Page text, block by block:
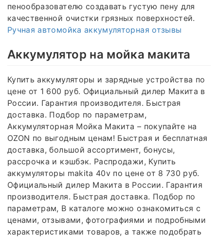
пенообразователю создавать густую пену для
качественной очистки грязных поверхностей.
Ручная автомойка аккумуляторная отзывы
Аккумулятор на мойка макита
Купить аккумуляторы и зарядные устройства по
цене от 1 600 руб. Официальный дилер Макита в
России. Гарантия производителя. Быстрая
доставка. Подбор по параметрам,
Аккумуляторная Мойка Макита – покупайте на
OZON по выгодным ценам! Быстрая и бесплатная
доставка, большой ассортимент, бонусы,
рассрочка и кэшбэк. Распродажи, Купить
аккумуляторы makita 40v по цене от 8 730 руб.
Официальный дилер Макита в России. Гарантия
производителя. Быстрая доставка. Подбор по
параметрам, В каталоге можно ознакомиться с
ценами, отзывами, фотографиями и подробными
характеристиками товаров, а также подобрать